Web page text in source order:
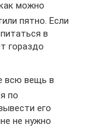
можно
пятно. Если
в
гораздо
всю вещь в
по
его
не нужно